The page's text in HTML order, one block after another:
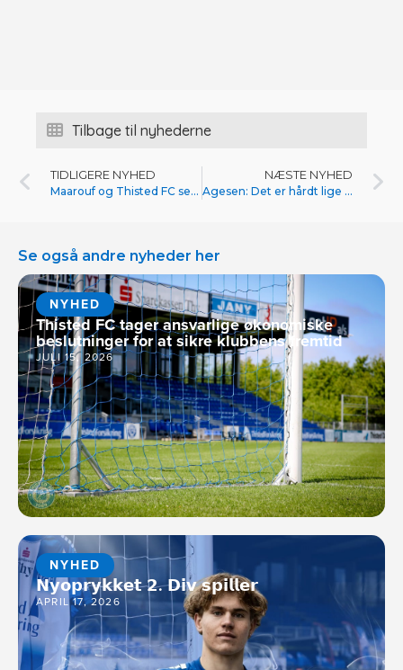
Tilbage til nyhederne
TIDLIGERE NYHED
Maarouf og Thisted FC ser frem til weekenden
NÆSTE NYHED
Agesen: Det er hårdt lige nu
Se også andre nyheder her
NYHED
Thisted FC tager ansvarlige økonomiske
beslutninger for at sikre klubbens fremtid
JULI 15, 2026
NYHED
𝗡𝘆𝗼𝗽𝗿𝘆𝗸𝗸𝗲𝘁 𝟮. 𝗗𝗶𝘃 𝘀𝗽𝗶𝗹𝗹𝗲𝗿
APRIL 17, 2026